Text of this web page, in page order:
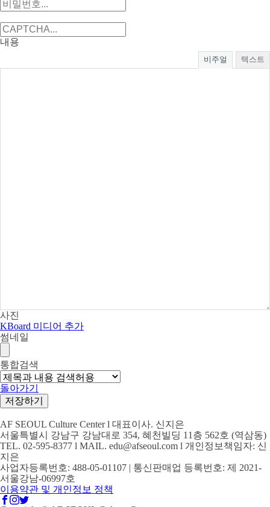
내용
비주얼 텍스트
사진
KBoard 미디어 추가
썸네일
통합검색
돌아가기
저장하기
AF SEOUL Culture Center l 대표이사. 신지은
서울특별시 강남구 강남대로 354, 혜천빌딩 11층 562호 (역삼동)
TEL. 02-595-8377 l MAIL. edu@afseoul.com l 개인정보책임자: 신
지은
사업자등록번호: 488-05-01107 | 통신판매업 등록번호: 제 2021-
서울강남-06997호
이용약관 및 개인정보 정책